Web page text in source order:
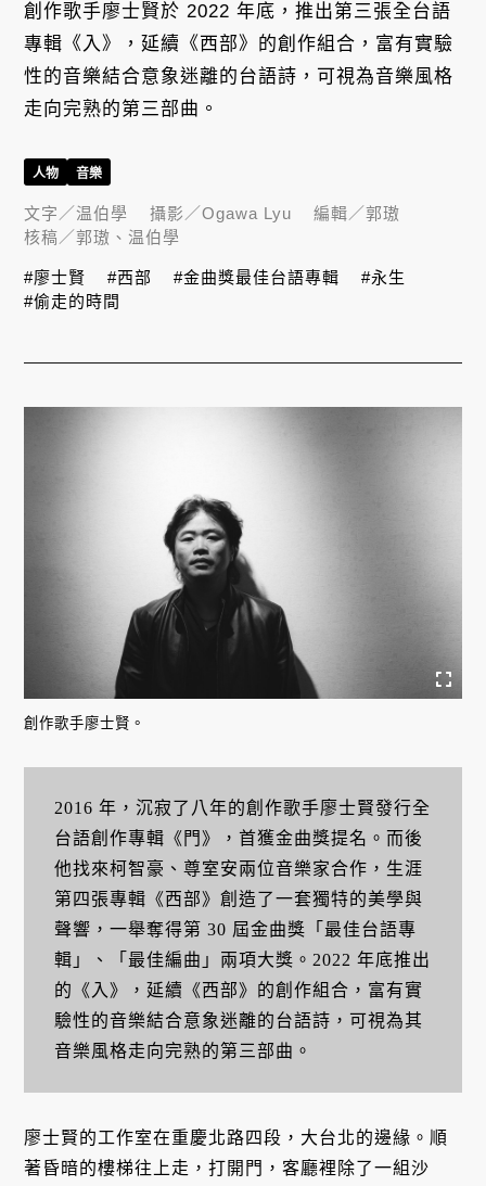
創作歌手廖士賢於 2022 年底，推出第三張全台語
專輯《入》，延續《西部》的創作組合，富有實驗
性的音樂結合意象迷離的台語詩，可視為音樂風格
走向完熟的第三部曲。
創作歌手廖士賢。
2016 年，沉寂了八年的創作歌手廖士賢發行全
台語創作專輯《門》，首獲金曲獎提名。而後
他找來柯智豪、尊室安兩位音樂家合作，生涯
第四張專輯《西部》創造了一套獨特的美學與
聲響，一舉奪得第 30 屆金曲獎「最佳台語專
輯」、「最佳編曲」兩項大獎。2022 年底推出
的《入》，延續《西部》的創作組合，富有實
驗性的音樂結合意象迷離的台語詩，可視為其
音樂風格走向完熟的第三部曲。
廖士賢的工作室在重慶北路四段，大台北的邊緣。順
著昏暗的樓梯往上走，打開門，客廳裡除了一組沙
人物 音樂
文字／温伯學 攝影／Ogawa Lyu 編輯／郭璈
核稿／郭璈、温伯學
#廖士賢 #西部 #金曲獎最佳台語專輯
#永生
#偷走的時間